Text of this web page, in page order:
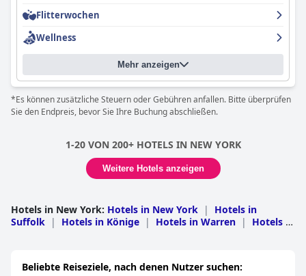
Weihnachtsdekoration in der Lobby ist zu einem Wahrzeichen
der Stadt geworden. Sehr empfehlenswert für alle, die ein
erholsames Wochenende verbringen oder mitten im Geschehen
in New York sein wollen.
Flitterwochen
Wellness
Mehr anzeigen
*Es können zusätzliche Steuern oder Gebühren anfallen. Bitte überprüfen
Sie den Endpreis, bevor Sie Ihre Buchung abschließen.
1-20 VON 200+ HOTELS IN NEW YORK
Weitere Hotels anzeigen
Hotels in New York: Hotels in New York |
Hotels in
Suffolk | Hotels in Könige | Hotels in Warren |
Hotels in
Westchester | Hotels in Nassau | Hotels in
Beliebte Reiseziele, nach denen Nutzer suchen: